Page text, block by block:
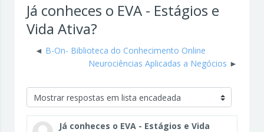
Já conheces o EVA - Estágios e
Vida Ativa?
B-On- Biblioteca do Conhecimento Online
Neurociências Aplicadas a Negócios
Modo de visualização
Já conheces o EVA - Estágios e Vida